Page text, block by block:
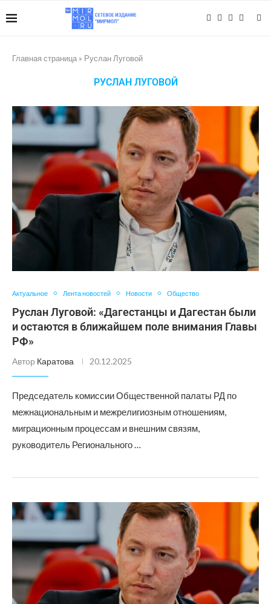
Главная страница » Руслан Луговой
РУСЛАН ЛУГОВОЙ
Актуальное Лента новостей Новости Общество
Руслан Луговой: «Дагестанцы и Дагестан были
и остаются в ближайшем поле внимания Главы
РФ»
Автор Каратова 20.12.2025
Председатель комиссии Общественной палаты РД по
межнациональным и межрелигиозным отношениям,
миграционным процессам и внешним связям,
руководитель Регионального …